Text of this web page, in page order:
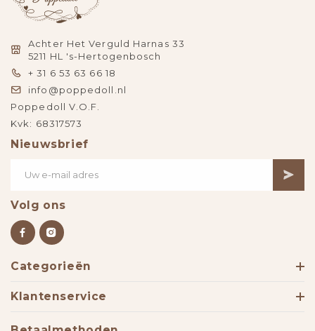
Achter Het Verguld Harnas 33
5211 HL 's-Hertogenbosch
+ 31 6 53 63 66 18
info@poppedoll.nl
Poppedoll V.O.F.
Kvk: 68317573
Nieuwsbrief
Volg ons
Categorieën
Klantenservice